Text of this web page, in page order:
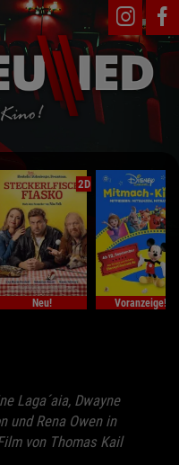
2D
Neu! Voranzeige!
Laga´aia, Dwayne
und Rena Owen in
von Thomas Kail